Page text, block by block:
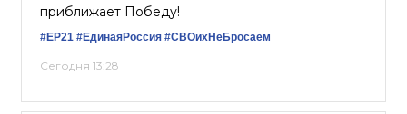
приближает Победу!
#ЕР21 #ЕдинаяРоссия #СВОихНеБросаем
Сегодня 13:28